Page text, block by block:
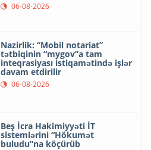
06-08-2026
Nazirlik: “Mobil notariat”
tətbiqinin “mygov”a tam
inteqrasiyası istiqamətində işlər
davam etdirilir
06-08-2026
Beş İcra Hakimiyyəti İT
sistemlərini “Hökumət
buludu”na köçürüb